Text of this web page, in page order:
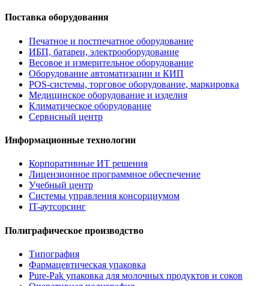
Поставка оборудования
Печатное и постпечатное оборудование
ИБП, батареи, электрооборудование
Весовое и измерительное оборудование
Оборудование автоматизации и КИП
POS-системы, торговое оборудование, маркировка
Медицинское оборудование и изделия
Климатическое оборудование
Сервисный центр
Информационные технологии
Корпоративные ИТ решения
Лицензионное программное обеспечение
Учебный центр
Системы управления консорциумом
IT-аутсорсинг
Полиграфическое производство
Типография
Фармацевтическая упаковка
Pure-Pak упаковка для молочных продуктов и соков